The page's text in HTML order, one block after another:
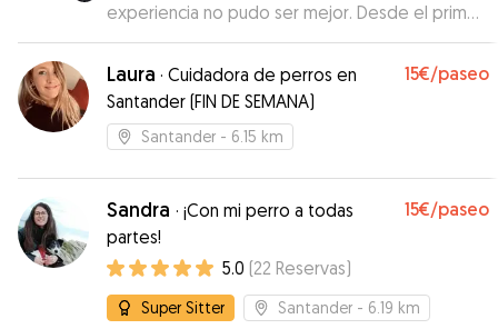
experiencia no pudo ser mejor. Desde el primer
momento, el cuidador fue muy atento y
cariñoso. Me mantuvo informada con fotos y
mensajes durante el día, lo cual me dio mucha
tranquilidad. Se nota que le gustan los animales y
que sabe cómo tratarlos. Mi perro volvió feliz y
recomendable.”
Laura · Cuidadora de perros en
Santander (FIN DE SEMANA)
15€/paseo
Santander - 6.15 km
Sandra · ¡Con mi perro a todas
partes!
15€/paseo
5.0 (22 Reservas)
Super Sitter Santander - 6.19 km